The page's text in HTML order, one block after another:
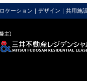
ロケーション ｜デザイン ｜共用施